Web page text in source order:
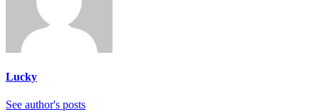
Lucky
See author's posts